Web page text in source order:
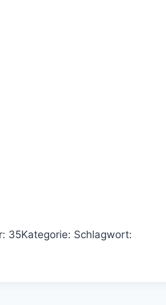
35Kategorie: Schlagwort: